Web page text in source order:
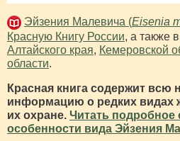
Эйзения Малевича (Eisenia
Красную Книгу России, а также
Алтайского края, Кемеровской
области.
Красная книга содержит всю
информацию о редких видах
их охране. Читать подробное
особенности вида Эйзения